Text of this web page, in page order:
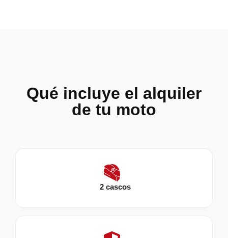
Qué incluye el alquiler
de tu moto
2 cascos